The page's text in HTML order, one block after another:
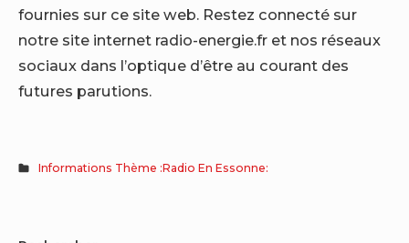
fournies sur ce site web. Restez connecté sur
notre site internet radio-energie.fr et nos réseaux
sociaux dans l’optique d’être au courant des
futures parutions.
Informations Thème :Radio En Essonne: